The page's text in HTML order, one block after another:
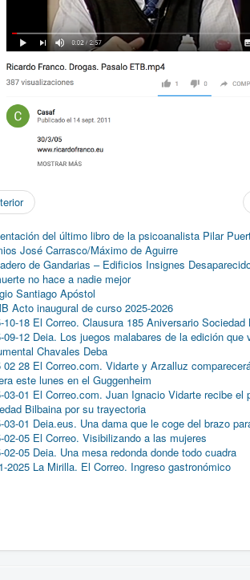
del último libro de la psicoanalista Pilar
José Carrasco/Máximo de Aguirre
de Gandarias – Edificios Insignes
no hace a nadie mejor
Santiago Apóstol
Acto inaugural de curso 2025-2026
10-18 El Correo. Clausura 185 Aniversario Sociedad
09-12 Deia. Los juegos malabares de la edición que
Chavales Deba
02 28 El Correo.com. Vidarte y Arzalluz
este lunes en el Guggenheim
03-01 El Correo.com. Juan Ignacio Vidarte recibe el
Bilbaina por su trayectoria
03-01 Deia.eus. Una dama que le coge del brazo
02-05 El Correo. Visibilizando a las mujeres
02-05 Deia. Una mesa redonda donde todo cuadra
2025 La Mirilla. El Correo. Ingreso gastronómico